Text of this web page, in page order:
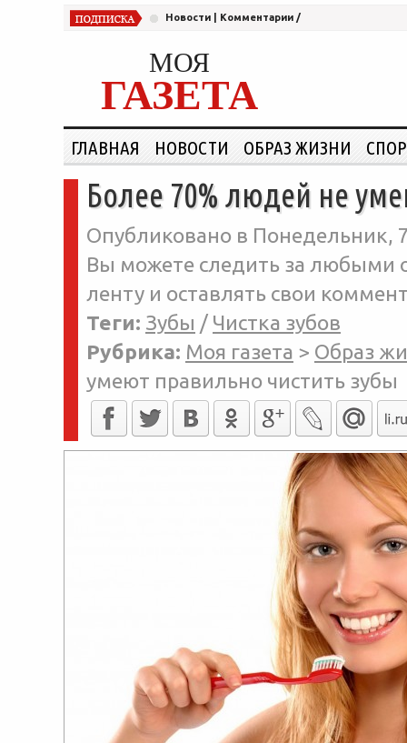
Новости Комментарии /
МОЯ
ГАЗЕТА
ГЛАВНАЯ НОВОСТИ ОБРАЗ ЖИЗНИ
Более 70% людей не
Опубликовано в Понедельник,
Вы можете следить за любыми
ленту и оставлять свои
Теги: Зубы / Чистка зубов
Рубрика: Моя газета > Образ
умеют правильно чистить зубы